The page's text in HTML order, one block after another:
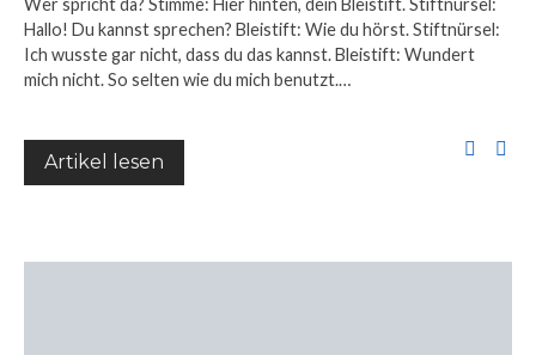
Wer spricht da? Stimme: Hier hinten, dein Bleistift. Stiftnürsel:
Hallo! Du kannst sprechen? Bleistift: Wie du hörst. Stiftnürsel:
Ich wusste gar nicht, dass du das kannst. Bleistift: Wundert
mich nicht. So selten wie du mich benutzt.…
Artikel lesen